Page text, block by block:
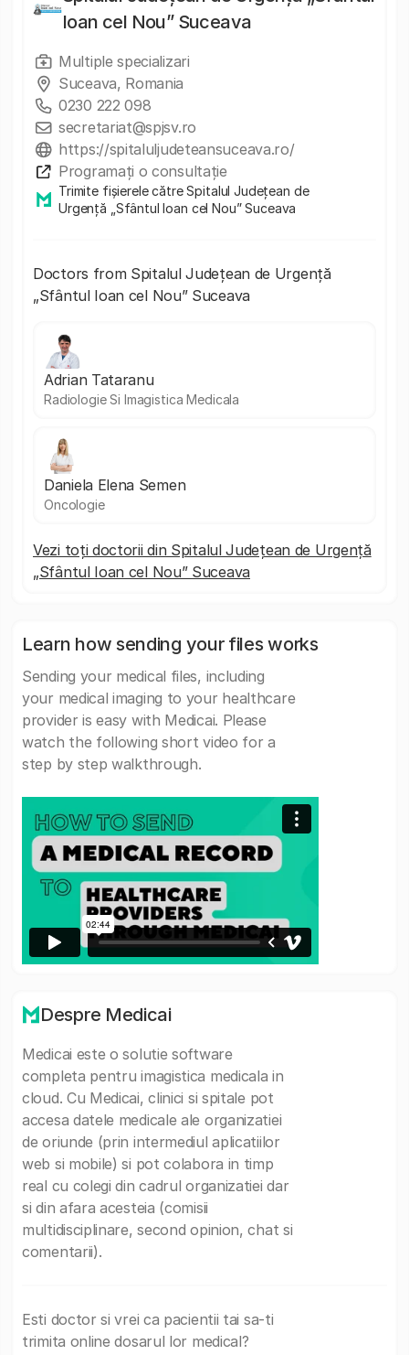
Ioan cel Nou” Suceava
Multiple specializari
Suceava, Romania
0230 222 098
secretariat@spjsv.ro
https://spitaluljudeteansuceava.ro/
Programați o consultație
Trimite fișierele către Spitalul Județean de
Urgență „Sfântul Ioan cel Nou” Suceava
Doctors from Spitalul Județean de Urgență
„Sfântul Ioan cel Nou” Suceava
Adrian Tataranu
Radiologie Si Imagistica Medicala
Daniela Elena Semen
Oncologie
Vezi toți doctorii din Spitalul Județean de Urgență
„Sfântul Ioan cel Nou” Suceava
Learn how sending your files works
Sending your medical files, including
your medical imaging to your healthcare
provider is easy with Medicai. Please
watch the following short video for a
step by step walkthrough.
Despre Medicai
Medicai este o solutie software
completa pentru imagistica medicala in
cloud. Cu Medicai, clinici si spitale pot
accesa datele medicale ale organizatiei
de oriunde (prin intermediul aplicatiilor
web si mobile) si pot colabora in timp
real cu colegi din cadrul organizatiei dar
si din afara acesteia (comisii
multidisciplinare, second opinion, chat si
comentarii).
Esti doctor si vrei ca pacientii tai sa-ti
trimita online dosarul lor medical?